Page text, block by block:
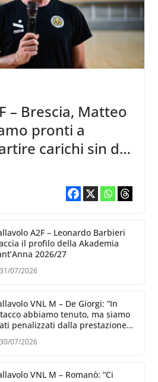
– Brescia, Matteo
pronti a
carichi sin dal
A2F – Leonardo Barbieri
il profilo della Akademia
2026/27
31/07/2026
VNL M – De Giorgi: “In
abbiamo tenuto, ma siamo
penalizzati dalla prestazione
30/07/2026
VNL M – Romanò: “Ci